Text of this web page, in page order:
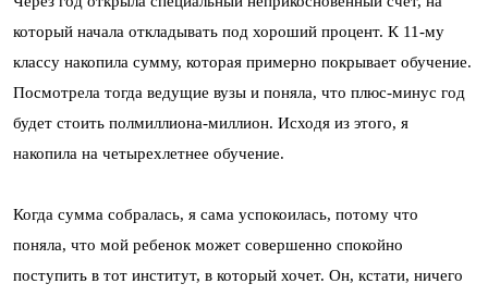
который начала откладывать под хороший процент. К 11-му
классу накопила сумму, которая примерно покрывает обучение.
Посмотрела тогда ведущие вузы и поняла, что плюс-минус год
будет стоить полмиллиона-миллион. Исходя из этого, я
накопила на четырехлетнее обучение.
Когда сумма собралась, я сама успокоилась, потому что
поняла, что мой ребенок может совершенно спокойно
поступить в тот институт, в который хочет. Он, кстати, ничего